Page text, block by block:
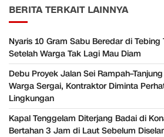
BERITA TERKAIT LAINNYA
Nyaris 10 Gram Sabu Beredar di
Setelah Warga Tak Lagi Mau Diam
Debu Proyek Jalan Sei
Warga Sergai, Kontraktor Diminta
Lingkungan
Kapal Tenggelam Diterjang Badai di
Bertahan 3 Jam di Laut Sebelum